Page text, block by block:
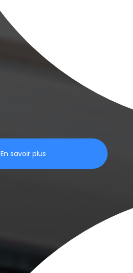
En savoir plus